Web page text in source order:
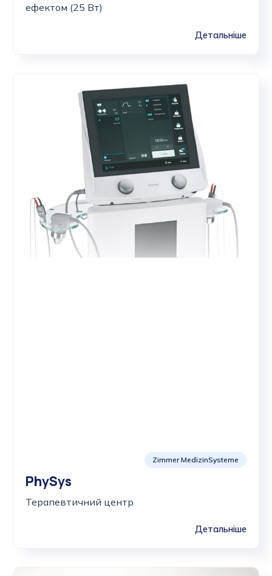
ефектом (25 Вт)
Детальніше
Zimmer MedizinSysteme
PhySys
Терапевтичний центр
Детальніше